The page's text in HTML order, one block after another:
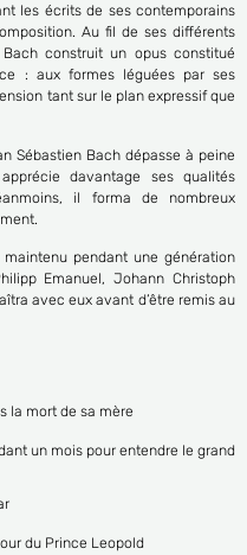
les écrits de ses contemporains
Au fil de ses différents
construit un opus constitué
: aux formes léguées par ses
tant sur le plan expressif que
Sébastien Bach dépasse à peine
davantage ses qualités
il forma de nombreux
pendant une génération
Emanuel, Johann Christoph
avec eux avant d’être remis au
la mort de sa mère
un mois pour entendre le grand
du Prince Leopold